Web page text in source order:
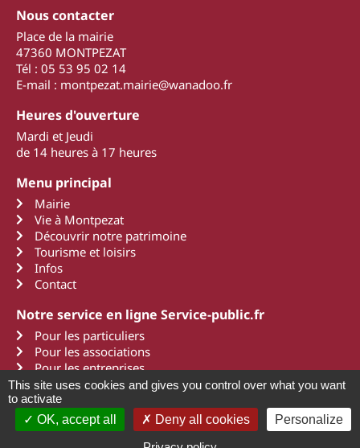
Nous contacter
Place de la mairie
47360 MONTPEZAT
Tél : 05 53 95 02 14
E-mail : montpezat.mairie@wanadoo.fr
Heures d'ouverture
Mardi et Jeudi
de 14 heures à 17 heures
Menu principal
Mairie
Vie à Montpezat
Découvrir notre patrimoine
Tourisme et loisirs
Infos
Contact
Notre service en ligne Service-public.fr
Pour les particuliers
Pour les associations
Pour les entreprises
2011 - 2022 Montpezat d'AgenaisMentions légales
Une création Art Média Communication
This site uses cookies and gives you control over what you want
to activate
OK, accept all
Deny all cookies
Personalize